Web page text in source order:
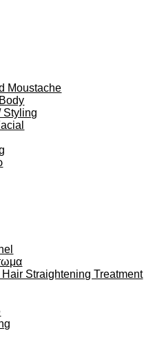
Moustache
Styling
Straightening Treatment